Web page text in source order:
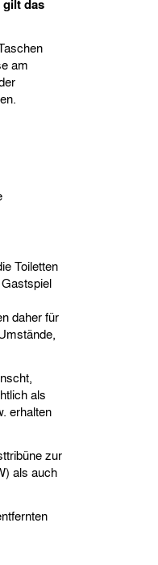
gilt das
am
Toiletten
daher für
als
erhalten
zur
als auch